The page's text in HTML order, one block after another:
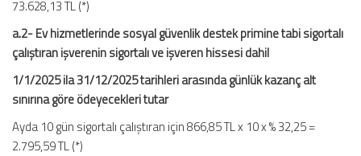
73.628,13 TL (*)
a.2- Ev hizmetlerinde sosyal güvenlik destek primine tabi sigortalı
çalıştıran işverenin sigortalı ve işveren hissesi dahil
1/1/2025 ila 31/12/2025 tarihleri arasında günlük kazanç alt
sınırına göre ödeyecekleri tutar
Ayda 10 gün sigortalı çalıştıran için 866,85 TL x 10 x % 32,25 =
2.795,59 TL (*)